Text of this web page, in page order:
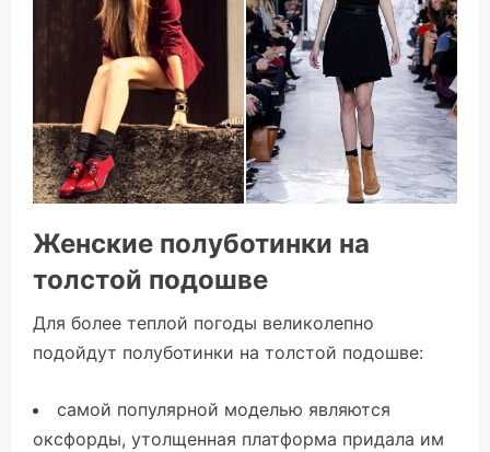
Женские полуботинки на
толстой подошве
Для более теплой погоды великолепно
подойдут полуботинки на толстой подошве:
самой популярной моделью являются
оксфорды, утолщенная платформа придала им